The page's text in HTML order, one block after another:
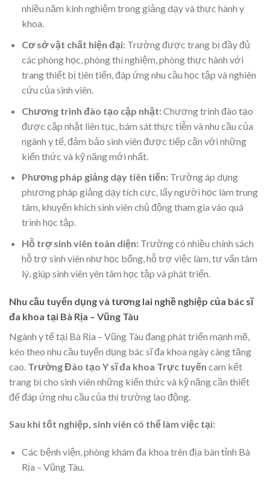
nhiều năm kinh nghiệm trong giảng dạy và thực hành y
khoa.
Cơ sở vật chất hiện đại:Trường được trang bị đầy đủ
các phòng học, phòng thí nghiệm, phòng thực hành với
trang thiết bị tiên tiến, đáp ứng nhu cầu học tập và nghiên
cứu của sinh viên.
Chương trình đào tạo cập nhật:Chương trình đào tạo
được cập nhật liên tục, bám sát thực tiễn và nhu cầu của
ngành y tế, đảm bảo sinh viên được tiếp cận với những
kiến thức và kỹ năng mới nhất.
Phương pháp giảng dạy tiên tiến:Trường áp dụng
phương pháp giảng dạy tích cực, lấy người học làm trung
tâm, khuyến khích sinh viên chủ động tham gia vào quá
trình học tập.
Hỗ trợ sinh viên toàn diện:Trường có nhiều chính sách
hỗ trợ sinh viên như học bổng, hỗ trợ việc làm, tư vấn tâm
lý, giúp sinh viên yên tâm học tập và phát triển.
Nhu cầu tuyển dụng và tương lai nghề nghiệp của bác sĩ
đa khoa tại Bà Rịa – Vũng Tàu
Ngành y tế tại Bà Rịa – Vũng Tàu đang phát triển mạnh mẽ,
kéo theo nhu cầu tuyển dụng bác sĩ đa khoa ngày càng tăng
cao. Trường Đào tạo Y sĩ đa khoa Trực tuyến cam kết
trang bị cho sinh viên những kiến thức và kỹ năng cần thiết
để đáp ứng nhu cầu của thị trường lao động.
Sau khi tốt nghiệp, sinh viên có thể làm việc tại:
Các bệnh viện, phòng khám đa khoa trên địa bàn tỉnh Bà
Rịa – Vũng Tàu.